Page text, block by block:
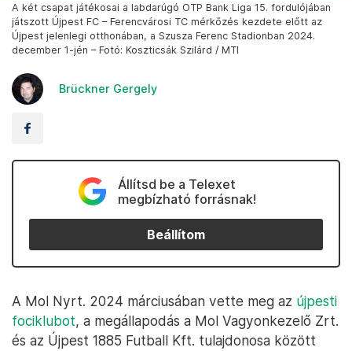
A két csapat játékosai a labdarúgó OTP Bank Liga 15. fordulójában
játszott Újpest FC – Ferencvárosi TC mérkőzés kezdete előtt az
Újpest jelenlegi otthonában, a Szusza Ferenc Stadionban 2024.
december 1-jén – Fotó: Koszticsák Szilárd / MTI
Brückner Gergely
Állítsd be a Telexet
megbízható forrásnak!
Beállítom
A Mol Nyrt. 2024 márciusában vette meg az újpesti
fociklubot, a megállapodás a Mol Vagyonkezelő Zrt.
és az Újpest 1885 Futball Kft. tulajdonosa között